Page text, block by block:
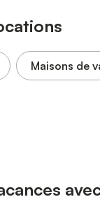
Maisons de